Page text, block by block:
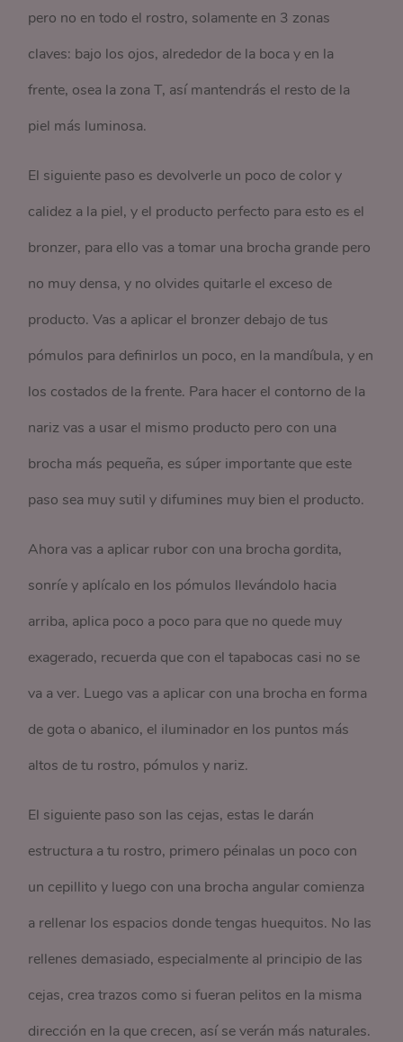
pero no en todo el rostro, solamente en 3 zonas
claves: bajo los ojos, alrededor de la boca y en la
frente, osea la zona T, así mantendrás el resto de la
piel más luminosa.
El siguiente paso es devolverle un poco de color y
calidez a la piel, y el producto perfecto para esto es el
bronzer, para ello vas a tomar una brocha grande pero
no muy densa, y no olvides quitarle el exceso de
producto. Vas a aplicar el bronzer debajo de tus
pómulos para definirlos un poco, en la mandíbula, y en
los costados de la frente. Para hacer el contorno de la
nariz vas a usar el mismo producto pero con una
brocha más pequeña, es súper importante que este
paso sea muy sutil y difumines muy bien el producto.
Ahora vas a aplicar rubor con una brocha gordita,
sonríe y aplícalo en los pómulos llevándolo hacia
arriba, aplica poco a poco para que no quede muy
exagerado, recuerda que con el tapabocas casi no se
va a ver. Luego vas a aplicar con una brocha en forma
de gota o abanico, el iluminador en los puntos más
altos de tu rostro, pómulos y nariz.
El siguiente paso son las cejas, estas le darán
estructura a tu rostro, primero péinalas un poco con
un cepillito y luego con una brocha angular comienza
a rellenar los espacios donde tengas huequitos. No las
rellenes demasiado, especialmente al principio de las
cejas, crea trazos como si fueran pelitos en la misma
dirección en la que crecen, así se verán más naturales.